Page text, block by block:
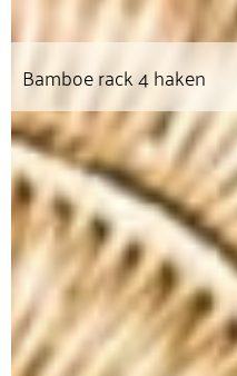
Bamboe rack 4 haken